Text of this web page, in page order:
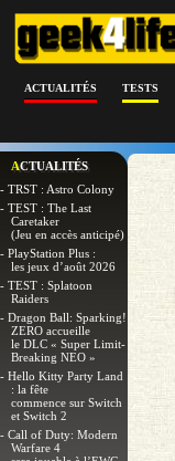
ACTUALITÉS TESTS
ACTUALITÉS
- TRST : Astro Colony
- TEST : The Last
Caretaker
(Jeu en accès anticipé)
- PlayStation Plus :
les jeux d’août 2026
- TEST : Splatoon
Raiders
- Dragon Ball: Sparking!
ZERO accueille
le DLC « Super Limit-
Breaking NEO »
- Hello Kitty Party Land
: la fête
commence sur Switch
et Switch 2
- Call of Duty: Modern
Warfare 4